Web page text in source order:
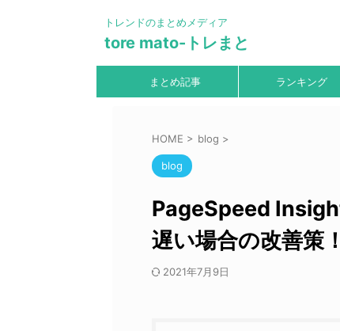
トレンドのまとめメディア
tore mato-トレまと
まとめ記事 ランキング
HOME > blog >
blog
PageSpeed
遅い場合の改善策
2021年7月9日